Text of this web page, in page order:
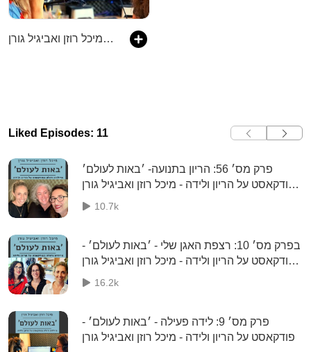
באות לעולם - מיכל רוזן ואביגיל גורן
Liked Episodes: 11
פרק מס׳ 56: הריון בתנועה- ׳באות לעולם׳
פודקאסט על הריון ולידה - מיכל רוזן ואביגיל גורן
בשיחה עם רות עוז שלם
10.7k
בפרק מס׳ 10: רצפת האגן שלי - ׳באות לעולם׳ -
פודקאסט על הריון ולידה - מיכל רוזן ואביגיל גורן
בשיחה עם הדס שורץ
16.2k
פרק מס׳ 9: לידה פעילה - ׳באות לעולם׳ -
פודקאסט על הריון ולידה - מיכל רוזן ואביגיל גורן